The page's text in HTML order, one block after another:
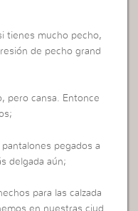
tienes mucho pecho,
de pecho grand
pero cansa. Entonce
pegados a
delgada aún;
para las calzada
en nuestras ciud